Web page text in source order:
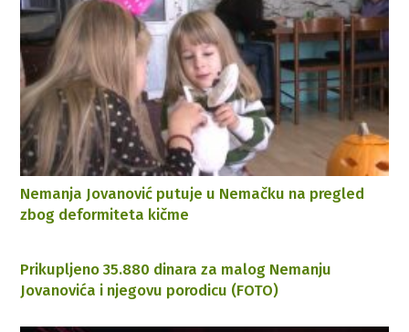
Nemanja Jovanović putuje u Nemačku na pregled
zbog deformiteta kičme
Prikupljeno 35.880 dinara za malog Nemanju
Jovanovića i njegovu porodicu (FOTO)